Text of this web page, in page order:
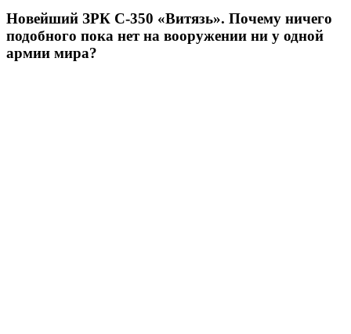
Новейший ЗРК С-350 «Витязь». Почему ничего
подобного пока нет на вооружении ни у одной
армии мира?